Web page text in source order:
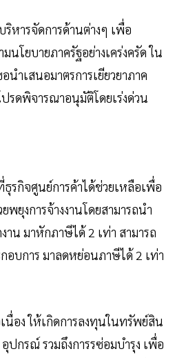
ริหารจัดการด้านต่างๆ เพื่อ
โยบายภาครัฐอย่างเคร่งครัด ใน
นำเสนอมาตรการเยียวยาภาค
รดพิจารณาอนุมัติโดยเร่งด่วน
รกิจศูนย์การค้าได้ช่วยเหลือเพื่อ
ยุงการจ้างงานโดยสามารถนำ
าน มาหักภาษีได้ 2 เท่า สามารถ
อบการ มาลดหย่อนภาษีได้ 2 เท่า
นื่อง ให้เกิดการลงทุนในทรัพย์สิน
อุปกรณ์ รวมถึงการรซ่อมบำรุง เพื่อ